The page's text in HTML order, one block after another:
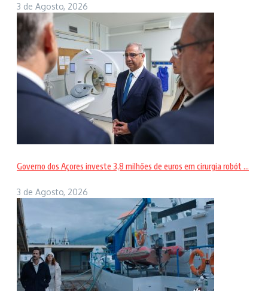
3 de Agosto, 2026
Governo dos Açores investe 3,8 milhões de euros em cirurgia robót ...
3 de Agosto, 2026